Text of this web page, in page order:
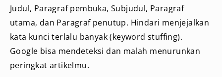
Judul, Paragraf pembuka, Subjudul, Paragraf
utama, dan Paragraf penutup. Hindari menjejalkan
kata kunci terlalu banyak (keyword stuffing).
Google bisa mendeteksi dan malah menurunkan
peringkat artikelmu.